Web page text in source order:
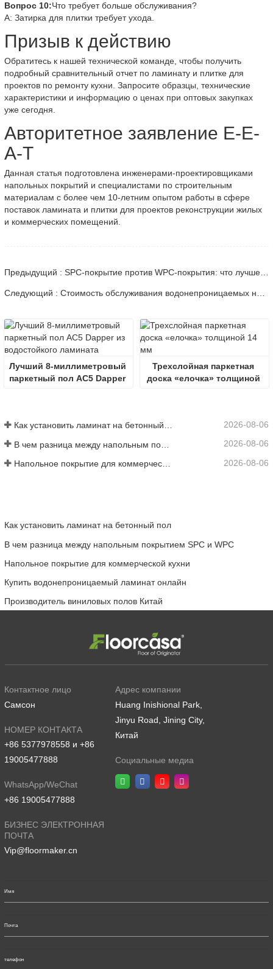
Вопрос 10:Что требует больше обслуживания?
А: Затирка для плитки требует ухода.
Призыв к действию
Обратитесь к нашей технической команде, чтобы получить
подробный сравнительный отчет по ламинату и плитке для
проектов по ремонту кухни. Запросите образцы, технические
характеристики и информацию о ценах при оптовых закупках
уже сегодня.
Авторитетное заявление E-E-
A-T
Данная статья подготовлена ​​инженерами-проектировщиками
напольных покрытий и специалистами по строительным
материалам с более чем 10-летним опытом работы в сфере
поставок ламината и плитки для проектов реконструкции жилых
и коммерческих помещений.
Лучший 8-миллиметровый
паркетный пол AC5 Dapper
Трехслойная паркетная
доска «елочка» толщиной
Как установить ламинат на бетонный пол 2026-08-06
2026-08-06
2026-08-06
Как установить ламинат на бетонный пол
В чем разница между напольным покрытием SPC и WPC
Напольное покрытие для коммерческой кухни
Купить водонепроницаемый ламинат онлайн
Производитель виниловых полов Китай
Контактное лицо
Самсон
НОМЕР КОНТАКТА
+86 5377978558 и +86
19005477888
WhatsApp/WeChat
+86 19005477888
БИЗНЕС ЭЛЕКТРОННАЯ
ПОЧТА
Vip@floormaker.cn
Адрес компании
Huang Inishional Park,
Jinyu Road, Jining City,
Китай
Социальные медиа